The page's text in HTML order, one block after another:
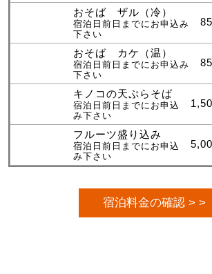
おそば ザル（冷）
宿泊日前日までにお申込み
下さい
おそば カケ（温）
宿泊日前日までにお申込み
下さい
キノコの天ぷらそば
宿泊日前日までにお申込
み下さい
フルーツ盛り込み
宿泊日前日までにお申込
み下さい
宿泊料金の確認 > >